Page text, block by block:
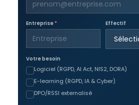
Entreprise* Effectif
Votre besoin
Logiciel (RGPD, AI Act, NIS2, DORA)
E-learning (RGPD, IA & Cyber)
DPO/RSSI externalisé